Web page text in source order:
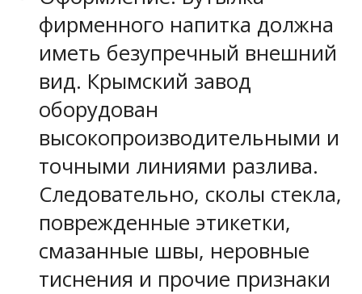
фирменного напитка должна
иметь безупречный внешний
вид. Крымский завод
оборудован
высокопроизводительными и
точными линиями разлива.
Следовательно, сколы стекла,
поврежденные этикетки,
смазанные швы, неровные
тиснения и прочие признаки